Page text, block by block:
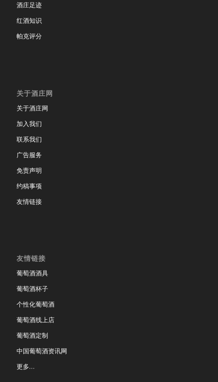
酒庄足迹
红酒知识
帕克评分
关于酒庄网
关于酒庄网
加入我们
联系我们
广告服务
免责声明
约稿事项
友情链接
友情链接
葡萄酒酒具
葡萄酒杯子
个性化葡萄酒
葡萄酒线上店
葡萄酒定制
中国葡萄酒资讯网
更多…